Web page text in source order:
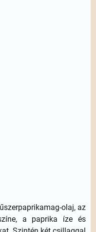
olaj, az
a paprika íze és